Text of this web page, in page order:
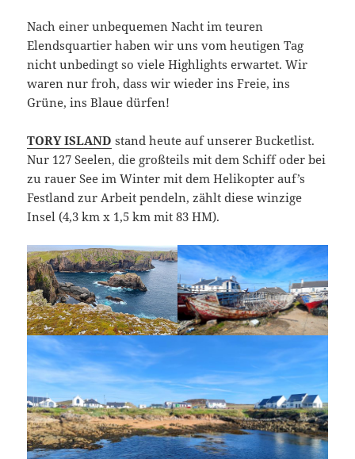
Nach einer unbequemen Nacht im teuren
Elendsquartier haben wir uns vom heutigen Tag
nicht unbedingt so viele Highlights erwartet. Wir
waren nur froh, dass wir wieder ins Freie, ins
Grüne, ins Blaue dürfen!
TORY ISLAND stand heute auf unserer Bucketlist.
Nur 127 Seelen, die großteils mit dem Schiff oder bei
zu rauer See im Winter mit dem Helikopter auf’s
Festland zur Arbeit pendeln, zählt diese winzige
Insel (4,3 km x 1,5 km mit 83 HM).